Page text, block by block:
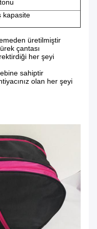
kapasite
üretilmiştir
çantası
her şeyi
sahiptir
olan her şeyi